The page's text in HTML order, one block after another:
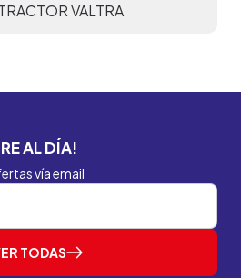
VALTRA
AL DÍA!
vía email
TODAS